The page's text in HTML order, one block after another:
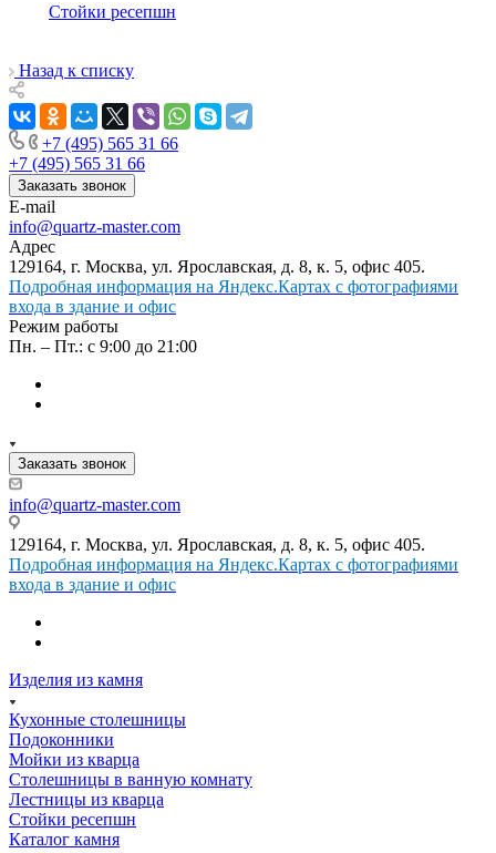
Стойки ресепшн
Назад к списку
+7 (495) 565 31 66
+7 (495) 565 31 66
Заказать звонок
E-mail
info@quartz-master.com
Адрес
129164, г. Москва, ул. Ярославская, д. 8, к. 5, офис 405.
Подробная информация на Яндекс.Картах с фотографиями
входа в здание и офис
Режим работы
Пн. – Пт.: с 9:00 до 21:00
Заказать звонок
info@quartz-master.com
129164, г. Москва, ул. Ярославская, д. 8, к. 5, офис 405.
Подробная информация на Яндекс.Картах с фотографиями
входа в здание и офис
Изделия из камня
Кухонные столешницы
Подоконники
Мойки из кварца
Столешницы в ванную комнату
Лестницы из кварца
Стойки ресепшн
Каталог камня